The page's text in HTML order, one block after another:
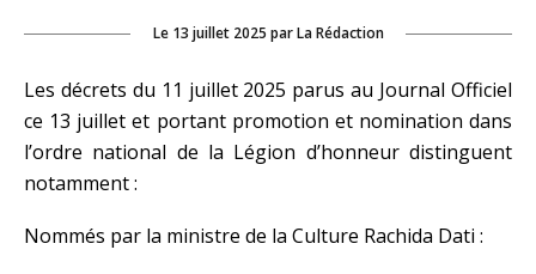
Le 13 juillet 2025 par La Rédaction
Les décrets du 11 juillet 2025 parus au Journal Officiel
ce 13 juillet et portant promotion et nomination dans
l’ordre national de la Légion d’honneur distinguent
notamment :
Nommés par la ministre de la Culture Rachida Dati :